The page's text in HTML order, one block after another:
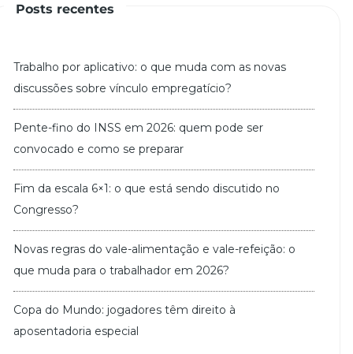
Posts recentes
Trabalho por aplicativo: o que muda com as novas
discussões sobre vínculo empregatício?
Pente-fino do INSS em 2026: quem pode ser
convocado e como se preparar
Fim da escala 6×1: o que está sendo discutido no
Congresso?
Novas regras do vale-alimentação e vale-refeição: o
que muda para o trabalhador em 2026?
Copa do Mundo: jogadores têm direito à
aposentadoria especial